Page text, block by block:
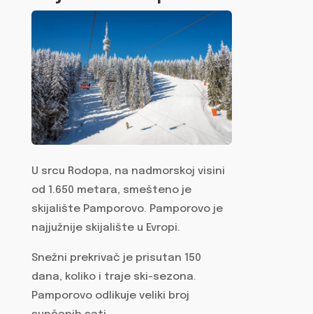
U srcu Rodopa, na nadmorskoj visini
od 1.650 metara, smešteno je
skijalište Pamporovo. Pamporovo je
najjužnije skijalište u Evropi.
Snežni prekrivač je prisutan 150
dana, koliko i traje ski-sezona.
Pamporovo odlikuje veliki broj